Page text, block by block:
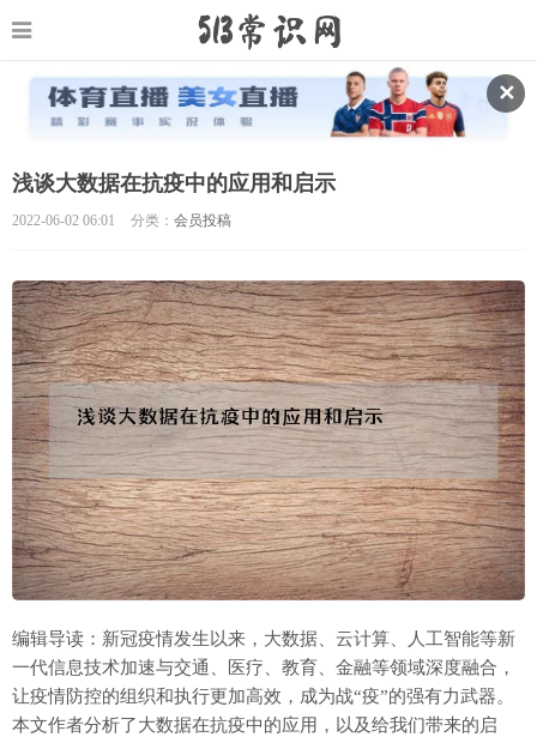
✕
浅谈大数据在抗疫中的应用和启示
2022-06-02 06:01 分类： 会员投稿
编辑导读：新冠疫情发生以来，大数据、云计算、人工智能等新
一代信息技术加速与交通、医疗、教育、金融等领域深度融合，
让疫情防控的组织和执行更加高效，成为战“疫”的强有力武器。
本文作者分析了大数据在抗疫中的应用，以及给我们带来的启